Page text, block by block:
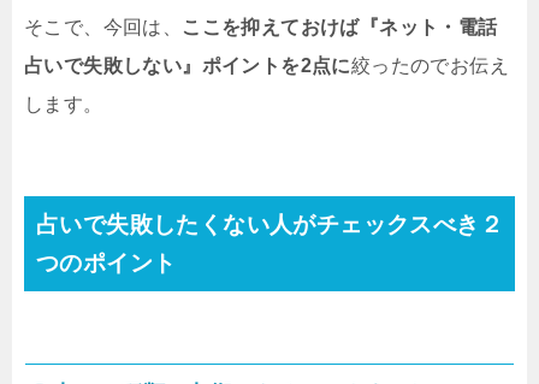
そこで、今回は、
ここを抑えておけば『ネット・電話
占いで失敗しない』ポイントを2点に絞ったのでお伝え
します。
占いで失敗したくない人がチェックスべき２
つのポイント